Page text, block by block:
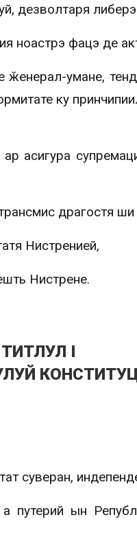
дезволтаря
ноастрэ фацэ де
умане,
ку
асигура
драгостя
Нистренией,
Нистрене.
ТИТЛУЛ I
суверан,
путерий ын